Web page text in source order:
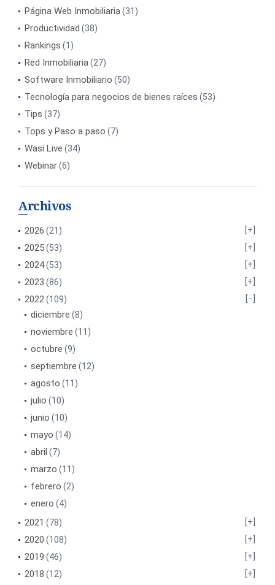
Página Web Inmobiliaria(31)
Productividad (38)
Rankings (1)
Red Inmobiliaria(27)
Software Inmobiliario (50)
Tecnología para negocios de bienes raíces (53)
Tips (37)
Tops y Paso a paso (7)
Wasi Live (34)
Webinar(6)
Archivos
2026 (21)
2025(53)
2024(53)
2023 (86)
2022(109)
diciembre (8)
noviembre (11)
octubre (9)
septiembre (12)
agosto (11)
julio (10)
junio (10)
mayo (14)
abril (7)
marzo (11)
febrero (2)
enero (4)
2021 (78)
2020 (108)
2019 (46)
2018 (12)